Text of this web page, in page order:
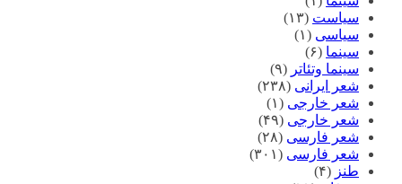
سیاست (۱۳)
سیاسی (۱)
سینما (۶)
سینما وتئاتر (۹)
شعر ایرانی (۲۳۸)
شعر خارجی (۱)
شعر خارجی (۴۹)
شعر فارسی (۲۸)
شعر فارسی (۳۰۱)
طنز (۴)